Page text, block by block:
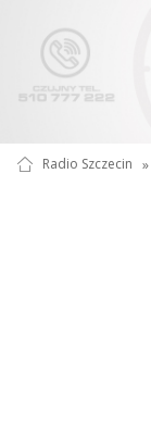
Radio Szczecin »